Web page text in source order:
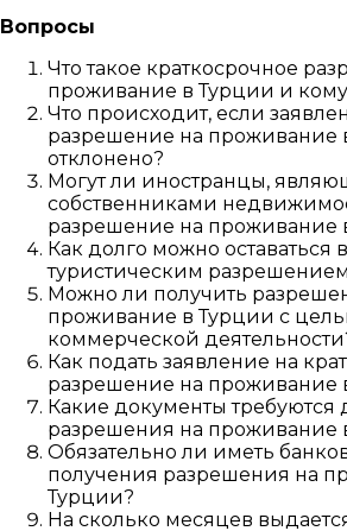
Вопросы
Что такое краткосрочное
проживание в Турции и
Что происходит, если
разрешение на проживание
отклонено?
Могут ли иностранцы,
собственниками
разрешение на проживание
Как долго можно оставаться
туристическим
Можно ли получить
проживание в Турции с
коммерческой
Как подать заявление на
разрешение на проживание
Какие документы требуются
разрешения на проживание
Обязательно ли иметь
получения разрешения на
Турции?
На сколько месяцев